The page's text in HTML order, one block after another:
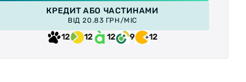
КРЕДИТ АБО ЧАСТИНАМИ
ВІД 20.83 ГРН/МІС
12 12 12 9 12